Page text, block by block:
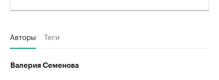
Авторы Теги
Валерия Семенова